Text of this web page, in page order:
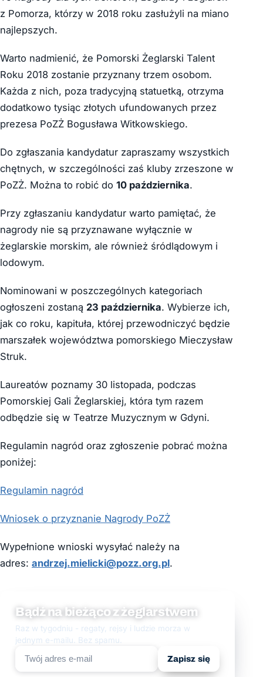
z Pomorza, którzy w 2018 roku zasłużyli na miano
najlepszych.
Warto nadmienić, że Pomorski Żeglarski Talent
Roku 2018 zostanie przyznany trzem osobom.
Każda z nich, poza tradycyjną statuetką, otrzyma
dodatkowo tysiąc złotych ufundowanych przez
prezesa PoZŻ Bogusława Witkowskiego.
Do zgłaszania kandydatur zapraszamy wszystkich
chętnych, w szczególności zaś kluby zrzeszone w
PoZŻ. Można to robić do 10 października.
Przy zgłaszaniu kandydatur warto pamiętać, że
nagrody nie są przyznawane wyłącznie w
żeglarskie morskim, ale również śródlądowym i
lodowym.
Nominowani w poszczególnych kategoriach
ogłoszeni zostaną 23 października. Wybierze ich,
jak co roku, kapituła, której przewodniczyć będzie
marszałek województwa pomorskiego Mieczysław
Struk.
Laureatów poznamy 30 listopada, podczas
Pomorskiej Gali Żeglarskiej, która tym razem
odbędzie się w Teatrze Muzycznym w Gdyni.
Regulamin nagród oraz zgłoszenie pobrać można
poniżej:
Regulamin nagród
Wniosek o przyznanie Nagrody PoZŻ
Wypełnione wnioski wysyłać należy na
adres: andrzej.mielicki@pozz.org.pl.
Bądź na bieżąco z żeglarstwem
Raz w tygodniu - regaty, rejsy i ludzie morza w
jednym e-mailu. Bez spamu.
Zapisz się